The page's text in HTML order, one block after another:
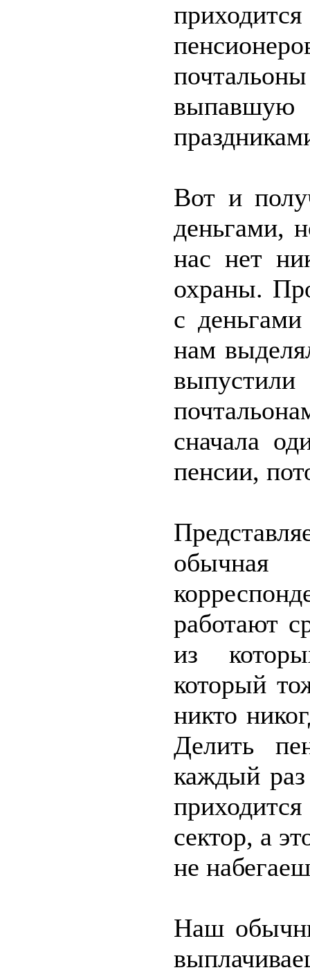
Вот и
деньгами,
нас нет
охраны.
с
нам
выпустили
сначала
пенсии,
работают
из
который
никто
Делить
каждый
сектор, а
не
Наш